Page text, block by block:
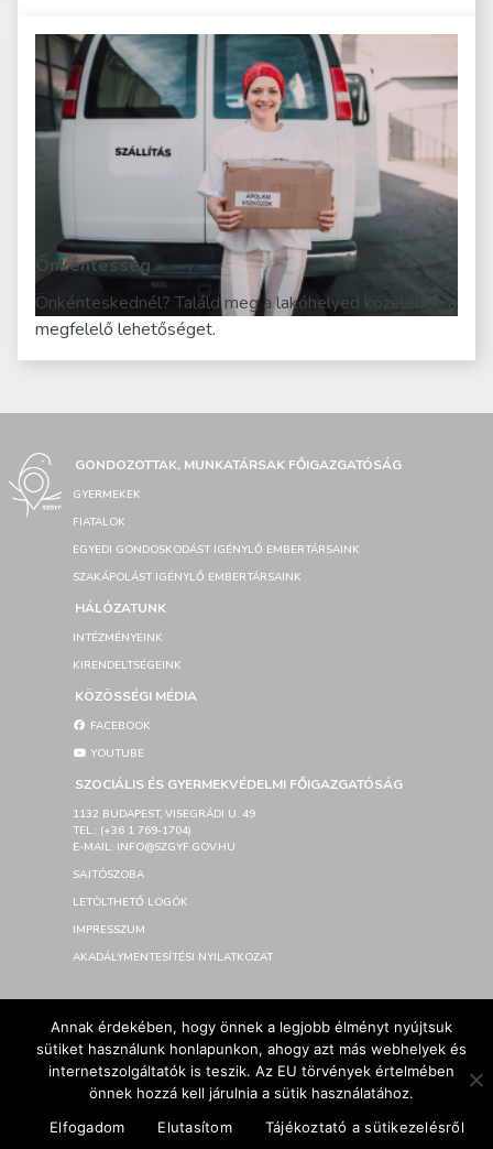
Önkéntesség
Önkénteskednél? Találd meg a lakóhelyed közelében a
megfelelő lehetőséget.
GONDOZOTTAK, MUNKATÁRSAK FŐIGAZGATÓSÁG
GYERMEKEK
FIATALOK
EGYEDI GONDOSKODÁST IGÉNYLŐ EMBERTÁRSAINK
SZAKÁPOLÁST IGÉNYLŐ EMBERTÁRSAINK
HÁLÓZATUNK
INTÉZMÉNYEINK
KIRENDELTSÉGEINK
KÖZÖSSÉGI MÉDIA
FACEBOOK
YOUTUBE
SZOCIÁLIS ÉS GYERMEKVÉDELMI FŐIGAZGATÓSÁG
1132 BUDAPEST, VISEGRÁDI U. 49
TEL.: (+36 1 769-1704)
E-MAIL: INFO@SZGYF.GOV.HU
SAJTÓSZOBA
LETÖLTHETŐ LOGÓK
IMPRESSZUM
AKADÁLYMENTESÍTÉSI NYILATKOZAT
Developed By SzGyF
Annak érdekében, hogy önnek a legjobb élményt nyújtsuk
sütiket használunk honlapunkon, ahogy azt más webhelyek és
internetszolgáltatók is teszik. Az EU törvények értelmében
önnek hozzá kell járulnia a sütik használatához.
Elfogadom
Elutasítom Tájékoztató a sütikezelésről